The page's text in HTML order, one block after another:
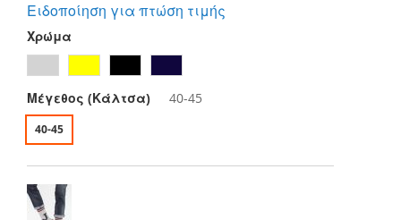
Ειδοποίηση για πτώση τιμής
Χρώμα
Μέγεθος (Κάλτσα) 40-45
40-45